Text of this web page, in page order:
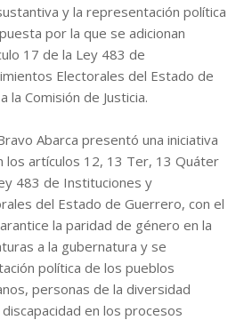
y la representación política
por la que se adicionan
17 de la Ley 483 de
Electorales del Estado de
la Comisión de Justicia.
Abarca presentó una iniciativa
los artículos 12, 13 Ter, 13 Quáter
483 de Instituciones y
del Estado de Guerrero, con el
la paridad de género en la
a la gubernatura y se
política de los pueblos
personas de la diversidad
en los procesos